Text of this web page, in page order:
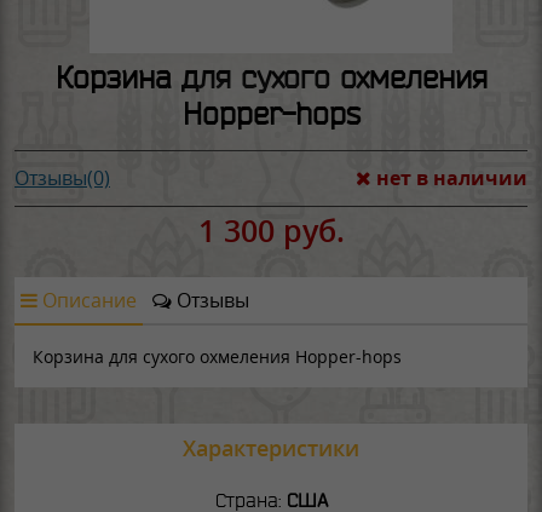
Корзина для сухого охмеления
Hopper-hops
Отзывы(0) нет в наличии
1 300 руб.
Описание Отзывы
Корзина для сухого охмеления Hopper-hops
Характеристики
Страна: США